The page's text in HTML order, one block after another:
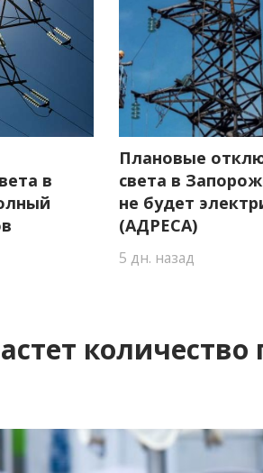
в
Плановые
света в
не будет
(АДРЕСА)
5 дн. назад
количество